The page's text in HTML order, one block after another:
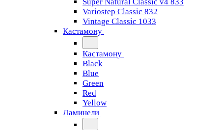
Variostep Classic 832
Vintage Classic 1033
Кастамону
Кастамону
Black
Blue
Green
Red
Yellow
Ламинели